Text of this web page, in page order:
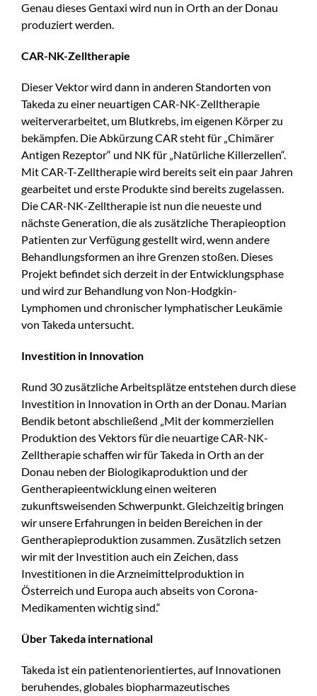
Genau dieses Gentaxi wird nun in Orth an der Donau
produziert werden.
CAR-NK-Zelltherapie
Dieser Vektor wird dann in anderen Standorten von
Takeda zu einer neuartigen CAR-NK-Zelltherapie
weiterverarbeitet, um Blutkrebs, im eigenen Körper zu
bekämpfen. Die Abkürzung CAR steht für „Chimärer
Antigen Rezeptor“ und NK für „Natürliche Killerzellen“.
Mit CAR-T-Zelltherapie wird bereits seit ein paar Jahren
gearbeitet und erste Produkte sind bereits zugelassen.
Die CAR-NK-Zelltherapie ist nun die neueste und
nächste Generation, die als zusätzliche Therapieoption
Patienten zur Verfügung gestellt wird, wenn andere
Behandlungsformen an ihre Grenzen stoßen. Dieses
Projekt befindet sich derzeit in der Entwicklungsphase
und wird zur Behandlung von Non-Hodgkin-
Lymphomen und chronischer lymphatischer Leukämie
von Takeda untersucht.
Investition in Innovation
Rund 30 zusätzliche Arbeitsplätze entstehen durch diese
Investition in Innovation in Orth an der Donau. Marian
Bendik betont abschließend „Mit der kommerziellen
Produktion des Vektors für die neuartige CAR-NK-
Zelltherapie schaffen wir für Takeda in Orth an der
Donau neben der Biologikaproduktion und der
Gentherapieentwicklung einen weiteren
zukunftsweisenden Schwerpunkt. Gleichzeitig bringen
wir unsere Erfahrungen in beiden Bereichen in der
Gentherapieproduktion zusammen. Zusätzlich setzen
wir mit der Investition auch ein Zeichen, dass
Investitionen in die Arzneimittelproduktion in
Österreich und Europa auch abseits von Corona-
Medikamenten wichtig sind.“
Über Takeda international
Takeda ist ein patientenorientiertes, auf Innovationen
beruhendes, globales biopharmazeutisches